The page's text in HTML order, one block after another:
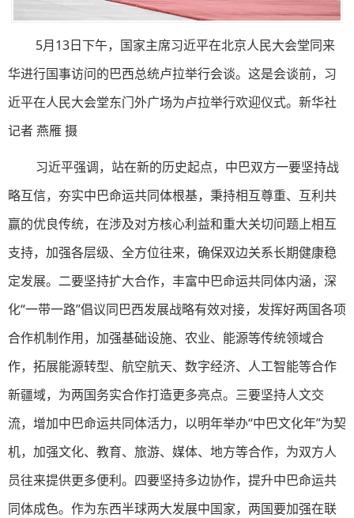
5月13日下午，国家主席习近平在北京人民大会堂同来
华进行国事访问的巴西总统卢拉举行会谈。这是会谈前，习
近平在人民大会堂东门外广场为卢拉举行欢迎仪式。新华社
记者 燕雁 摄
习近平强调，站在新的历史起点，中巴双方一要坚持战
略互信，夯实中巴命运共同体根基，秉持相互尊重、互利共
赢的优良传统，在涉及对方核心利益和重大关切问题上相互
支持，加强各层级、全方位往来，确保双边关系长期健康稳
定发展。二要坚持扩大合作，丰富中巴命运共同体内涵，深
化“一带一路”倡议同巴西发展战略有效对接，发挥好两国各项
合作机制作用，加强基础设施、农业、能源等传统领域合
作，拓展能源转型、航空航天、数字经济、人工智能等合作
新疆域，为两国务实合作打造更多亮点。三要坚持人文交
流，增加中巴命运共同体活力，以明年举办“中巴文化年”为契
机，加强文化、教育、旅游、媒体、地方等合作，为双方人
员往来提供更多便利。四要坚持多边协作，提升中巴命运共
同体成色。作为东西半球两大发展中国家，两国要加强在联